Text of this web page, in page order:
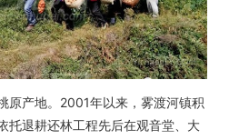
原产地。2001年以来，雾渡河镇积
托退耕还林工程先后在观音堂、大